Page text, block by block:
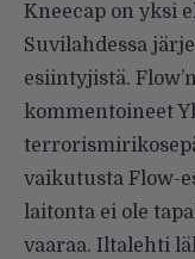
Kneecap on yksi
Suvilahdessa
esiintyjistä.
kommentoineet
vaikutusta Flow-
laitonta ei ole
vaaraa. Iltalehti